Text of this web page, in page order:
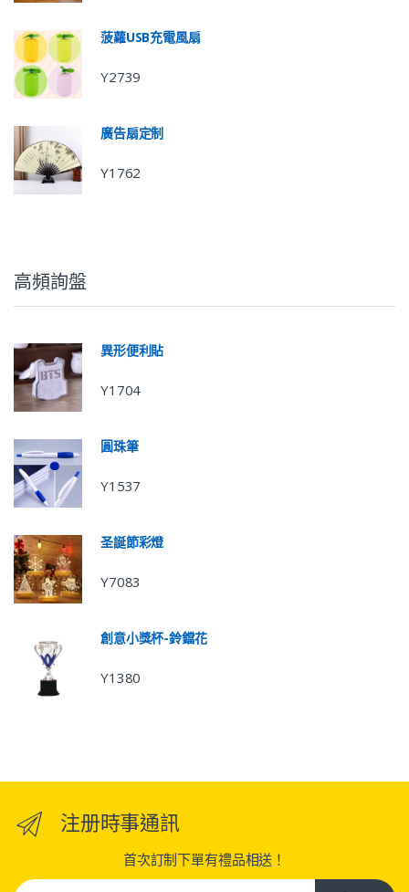
菠蘿USB充電風扇
Y2739
廣告扇定制
Y1762
高頻詢盤
異形便利貼
Y1704
圓珠筆
Y1537
圣誕節彩燈
Y7083
創意小獎杯-鈴鐺花
Y1380
注册時事通訊
首次訂制下單有禮品相送！